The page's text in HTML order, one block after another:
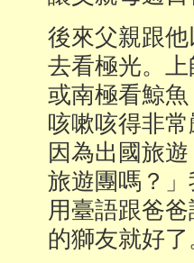
後來父親跟
去看極光。
或南極看鯨
咳嗽咳得非
因為出國旅
旅遊團嗎？
用臺語跟爸
的獅友就好